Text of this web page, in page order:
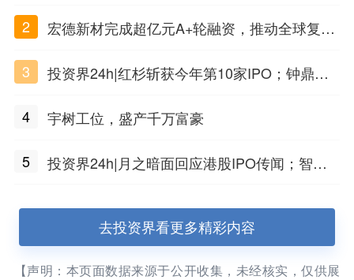
2
宏德新材完成超亿元A+轮融资，推动全球复合
3
投资界24h|红杉斩获今年第10家IPO；钟鼎投
水
4 宇树工位，盛产千万富豪
5
投资界24h|月之暗面回应港股IPO传闻；智元
去投资界看更多精彩内容
【声明：本页面数据来源于公开收集，未经核实，仅供展